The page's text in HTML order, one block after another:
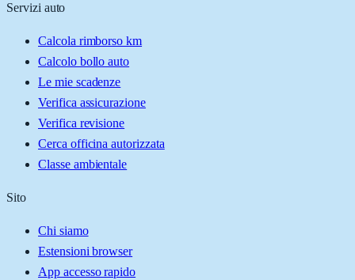
Servizi auto
Calcola rimborso km
Calcolo bollo auto
Le mie scadenze
Verifica assicurazione
Verifica revisione
Cerca officina autorizzata
Classe ambientale
Sito
Chi siamo
Estensioni browser
App accesso rapido